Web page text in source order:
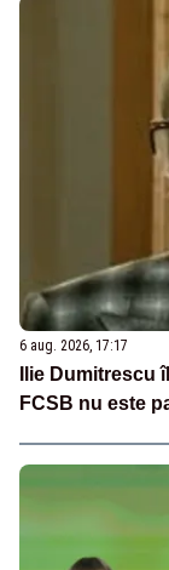
6 aug. 2026, 17:17
Ilie Dumitrescu
FCSB nu este